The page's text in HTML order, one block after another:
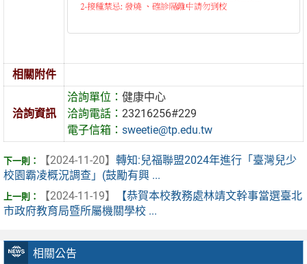
相關公告
相關附件
洽詢資訊
洽詢單位：健康中心
洽詢電話：23216256#229
電子信箱：sweetie@tp.edu.tw
【2024-11-20】 轉知:兒福聯盟2024年進行「臺灣兒少
校園霸凌概況調查」(鼓勵有興 ...
【2024-11-19】
【恭賀本校教務處林靖文幹事當選臺北
市政府教育局暨所屬機關學校 ...